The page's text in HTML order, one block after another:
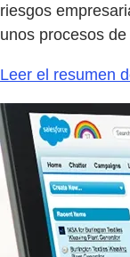
riesgos
unos procesos
Leer el resumen